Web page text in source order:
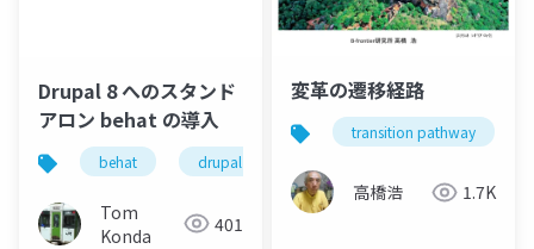
Drupal 8 へのスタンド
アロン behat の導入
behat drupal
Tom
Konda
401
変革の遷移経路
transition pathway
高橋浩 1.7K